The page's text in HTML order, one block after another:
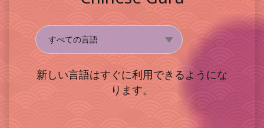
新しい言語はすぐに利用できるようにな
ります。